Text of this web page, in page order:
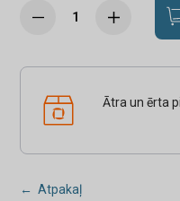
Ātra un ērta
← Atpakaļ